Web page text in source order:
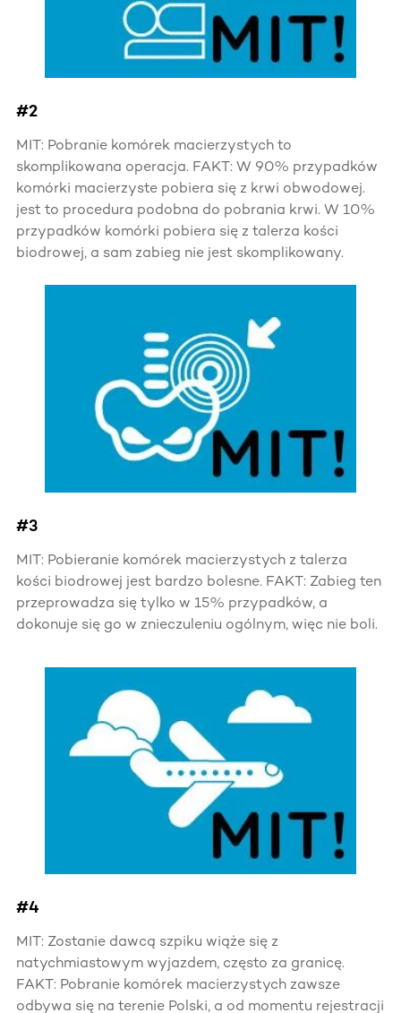
#2
MIT: Pobranie komórek macierzystych to
skomplikowana operacja. FAKT: W 90% przypadków
komórki macierzyste pobiera się z krwi obwodowej.
jest to procedura podobna do pobrania krwi. W 10%
przypadków komórki pobiera się z talerza kości
biodrowej, a sam zabieg nie jest skomplikowany.
#3
MIT: Pobieranie komórek macierzystych z talerza
kości biodrowej jest bardzo bolesne. FAKT: Zabieg ten
przeprowadza się tylko w 15% przypadków, a
dokonuje się go w znieczuleniu ogólnym, więc nie boli.
#4
MIT: Zostanie dawcą szpiku wiąże się z
natychmiastowym wyjazdem, często za granicę.
FAKT: Pobranie komórek macierzystych zawsze
odbywa się na terenie Polski, a od momentu rejestracji